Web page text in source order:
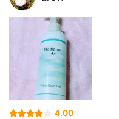
4.00